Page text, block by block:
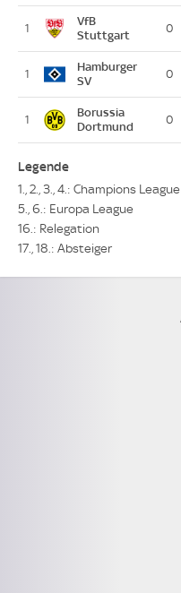
1
VfB
Stuttgart
0
1
Hamburger
SV
0
1
Borussia
Dortmund
0
Legende
1., 2., 3., 4.: Champions League
5., 6.: Europa League
16.: Relegation
17., 18.: Absteiger